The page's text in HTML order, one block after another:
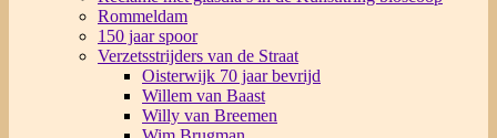
Rommeldam
150 jaar spoor
Verzetsstrijders van de Straat
Oisterwijk 70 jaar bevrijd
Willem van Baast
Willy van Breemen